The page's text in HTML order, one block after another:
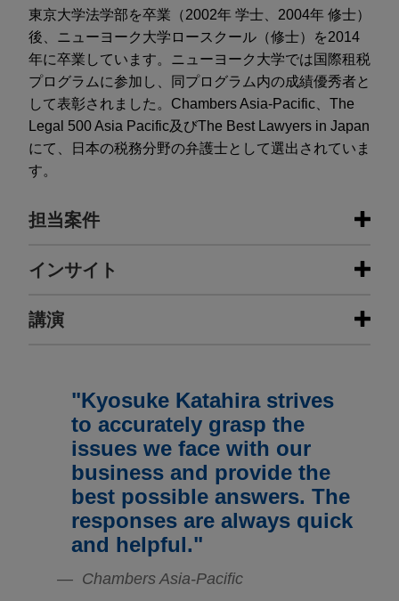
東京大学法学部を卒業（2002年 学士、2004年 修士）
後、ニューヨーク大学ロースクール（修士）を2014
年に卒業しています。ニューヨーク大学では国際租税
プログラムに参加し、同プログラム内の成績優秀者と
して表彰されました。Chambers Asia-Pacific、The
Legal 500 Asia Pacific及びThe Best Lawyers in Japan
にて、日本の税務分野の弁護士として選出されていま
す。
担当案件
担当案件
Kokusai Electric Corporation
Investments, LLC, a subsidiary of Koch Industries,
Inc., as a selling stockholder of 13,319,500
shares of Common Stock, in connection with
Kokusai Electric Corporation's international
secondary offering of an aggregate of 30,190,800
shares of Common Stock outside of Japan
pursuant to Rule 144A/Regulation S.
Electrolux acquires Tosei
インサイト
JULY 2026
JUNE 2026 アラート
IEEPA関税の還付を命ずる命令に対
し、米国政府が控訴
MARCH 2026 ニュースレター
Global Legal Update Vol. 125 | 2026
講演
MARCH 2022
海外投融資情報財団：デジタル課税～
日本を含めた各国で導入されるグロー
バルミニマムタックスの概要
NOVEMBER 2021
IFA (International Fiscal
Association): OECD Pillar 2 -
Minimum tax
"Kyosuke Katahira strives
to accurately grasp the
issues we face with our
business and provide the
best possible answers. The
responses are always quick
and helpful."
Chambers Asia-Pacific